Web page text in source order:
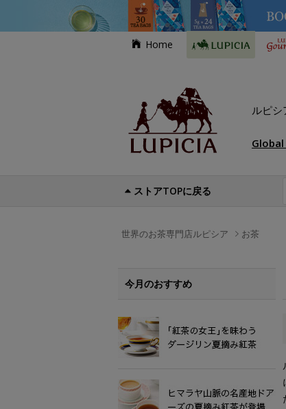
Home
ルピシ
ストアTOPに戻る
世界のお茶専門店ルピシア お茶
今月のおすすめ